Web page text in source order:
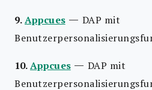
9.Appcues — DAP mit
10.Appcues — DAP mit